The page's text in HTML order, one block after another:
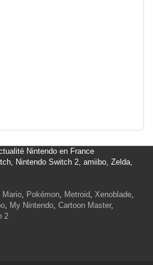
Nintendo en France
Nintendo Switch 2, amiibo, Zelda,
Mario, Pokémon, Metroid, Xenoblade,
, My Nintendo, Cartoon Master,
2